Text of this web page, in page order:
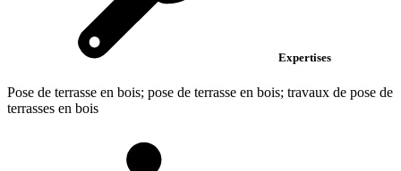
Expertises
Pose de terrasse en bois; pose de terrasse en bois; travaux de pose de
terrasses en bois